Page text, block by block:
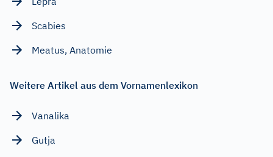
Scabies
Meatus, Anatomie
Weitere Artikel aus dem Vornamenlexikon
Vanalika
Gutja